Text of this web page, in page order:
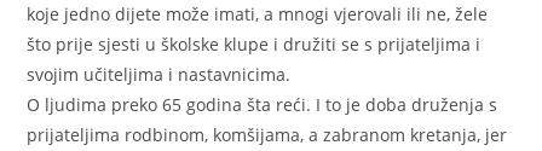
koje jedno dijete može imati, a mnogi vjerovali ili ne, žele
što prije sjesti u školske klupe i družiti se s prijateljima i
svojim učiteljima i nastavnicima.
O ljudima preko 65 godina šta reći. I to je doba druženja s
prijateljima rodbinom, komšijama, a zabranom kretanja, jer